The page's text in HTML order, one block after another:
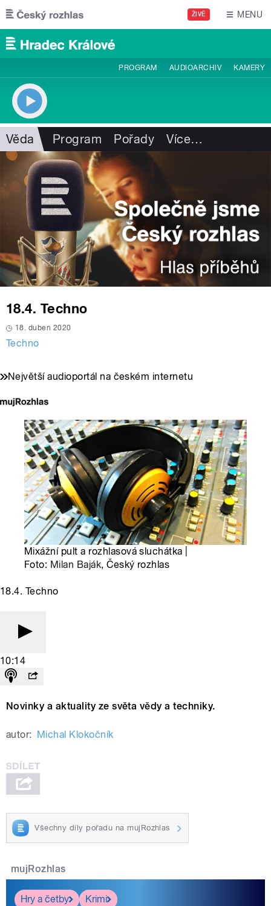
Přejít k hlavnímu obsahu
ŽIVĚ MENU
PROGRAM AUDIOARCHIV KAMERY
Věda Program Pořady Více…
18.4. Techno
18. duben 2020
Techno
Největší audioportál na českém internetu
Mixážní pult a rozhlasová sluchátka |
Foto: Milan Baják, Český rozhlas
18.4. Techno
10:14
Novinky a aktuality ze světa vědy a techniky.
autor: Michal Klokočník
Všechny díly pořadu na mujRozhlas
mujRozhlas
Hry a četby
Krimi